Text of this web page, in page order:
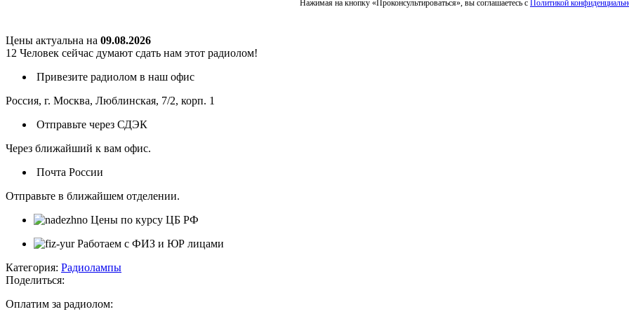
Нажимая на кнопку «Проконсультироваться», вы соглашаетесь с Политикой
Цены актуальна на 09.08.2026
12 Человек сейчас думают сдать нам этот радиолом!
Привезите радиолом в наш офис
Россия, г. Москва, Люблинская, 7/2, корп. 1
Отправьте через СДЭК
Через ближайший к вам офис.
Почта России
Отправьте в ближайшем отделении.
Цены по курсу ЦБ РФ
Работаем с ФИЗ и ЮР лицами
Категория: Радиолампы
Поделиться:
Оплатим за радиолом: